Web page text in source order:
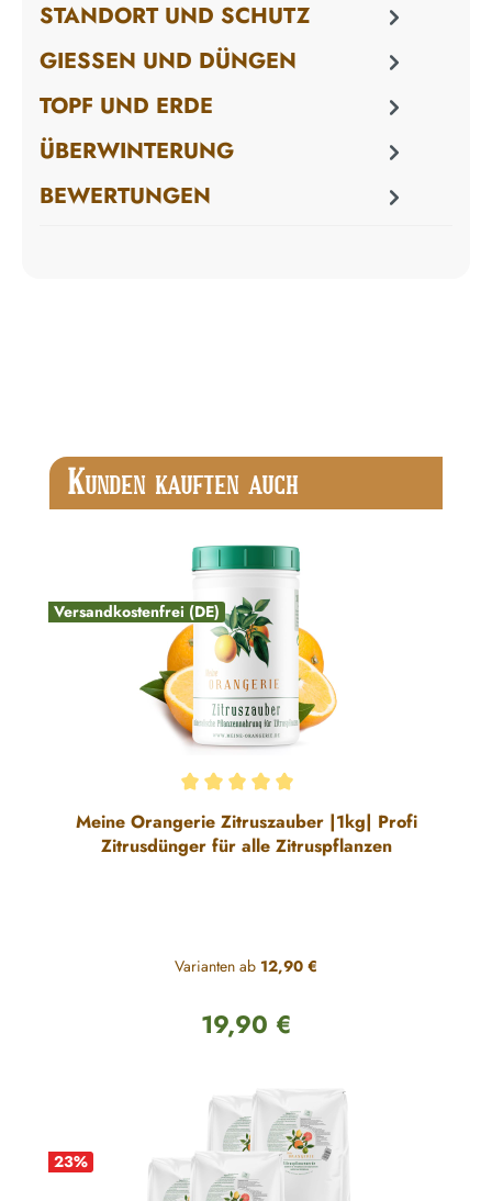
STANDORT UND SCHUTZ
GIESSEN UND DÜNGEN
TOPF UND ERDE
ÜBERWINTERUNG
BEWERTUNGEN
Produktgalerie überspringen
KUNDEN KAUFTEN AUCH
Versandkostenfrei (DE)
Durchschnittliche Bewertung von 5 von 5 Sternen
Meine Orangerie Zitruszauber |1kg| Profi
Zitrusdünger für alle Zitruspflanzen
Varianten ab 12,90 €
Regulärer Preis:
19,90 €
23%